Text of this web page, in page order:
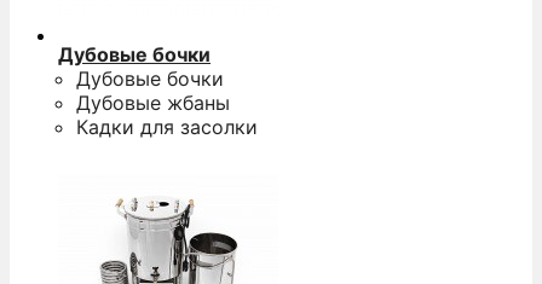
Дубовые бочки
Дубовые бочки
Дубовые жбаны
Кадки для засолки